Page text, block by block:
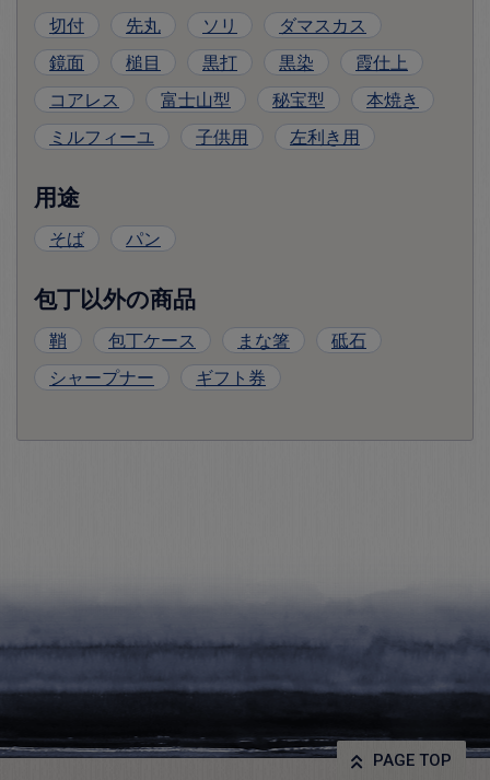
切付 先丸 ソリ
ダマスカス
鏡面
槌目 黒打 黒染
霞仕上
コアレス
富士山型 秘宝型
本焼き
ミルフィーユ
子供用 左利き用
用途
そば パン
包丁以外の商品
鞘 包丁ケース まな箸
砥石
シャープナー
ギフト券
PAGE TOP